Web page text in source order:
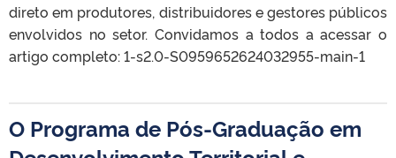
direto em produtores, distribuidores e gestores públicos
envolvidos no setor. Convidamos a todos a acessar o
artigo completo: 1-s2.0-S0959652624032955-main-1
O Programa de Pós-Graduação em